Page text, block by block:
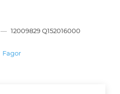
— 12009829 Q152016000
Fagor